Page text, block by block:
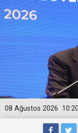
10:20
08 Ağustos 2026